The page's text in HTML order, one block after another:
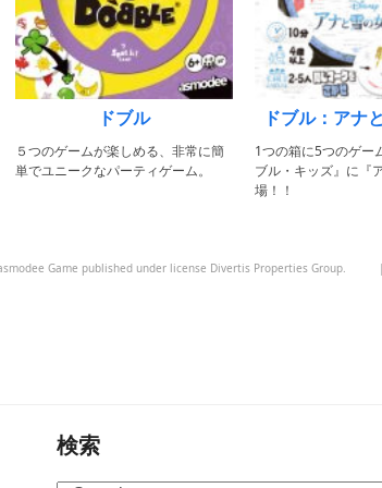
ドブル
５つのゲームが楽しめる、非常に簡
単でユニークなパーティゲーム。
ドブル：アナ
1つの箱に5つのゲー
ブル・キッズ』に『
場！！
Game published under license Divertis Properties Group. |
検索